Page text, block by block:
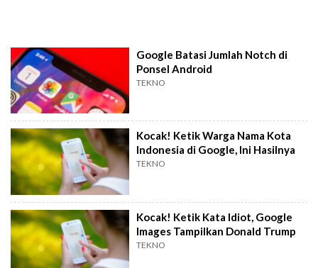
Google Batasi Jumlah Notch di
Ponsel Android
TEKNO
Kocak! Ketik Warga Nama Kota
Indonesia di Google, Ini Hasilnya
TEKNO
Kocak! Ketik Kata Idiot, Google
Images Tampilkan Donald Trump
TEKNO